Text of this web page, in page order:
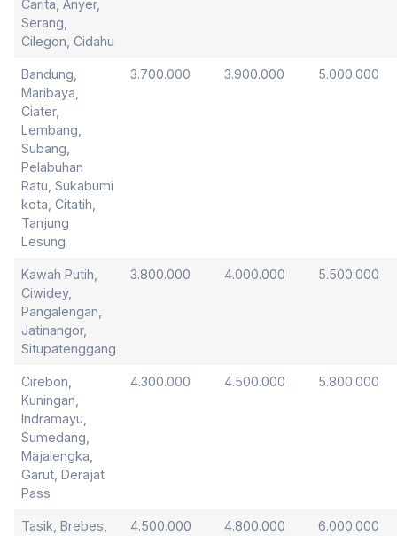
Carita, Anyer,
Serang,
Cilegon, Cidahu
Bandung,
Maribaya,
Ciater,
Lembang,
Subang,
Pelabuhan
Ratu, Sukabumi
kota, Citatih,
Tanjung
Lesung
3.700.000 3.900.000 5.000.000
Kawah Putih,
Ciwidey,
Pangalengan,
Jatinangor,
Situpatenggang
3.800.000 4.000.000 5.500.000
Cirebon,
Kuningan,
Indramayu,
Sumedang,
Majalengka,
Garut, Derajat
Pass
4.300.000 4.500.000 5.800.000
Tasik, Brebes, 4.500.000 4.800.000 6.000.000